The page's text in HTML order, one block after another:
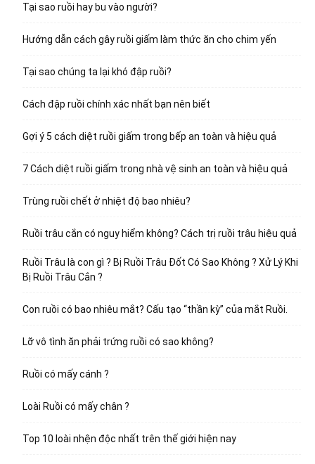
Tại sao ruồi hay bu vào người?
Hướng dẫn cách gây ruồi giấm làm thức ăn cho chim yến
Tại sao chúng ta lại khó đập ruồi?
Cách đập ruồi chính xác nhất bạn nên biết
Gợi ý 5 cách diệt ruồi giấm trong bếp an toàn và hiệu quả
7 Cách diệt ruồi giấm trong nhà vệ sinh an toàn và hiệu quả
Trùng ruồi chết ở nhiệt độ bao nhiêu?
Ruồi trâu cắn có nguy hiểm không? Cách trị ruồi trâu hiệu quả
Ruồi Trâu là con gì ? Bị Ruồi Trâu Đốt Có Sao Không ? Xử Lý Khi
Bị Ruồi Trâu Cắn ?
Con ruồi có bao nhiêu mắt? Cấu tạo “thần kỳ” của mắt Ruồi.
Lỡ vô tình ăn phải trứng ruồi có sao không?
Ruồi có mấy cánh ?
Loài Ruồi có mấy chân ?
Top 10 loài nhện độc nhất trên thế giới hiện nay